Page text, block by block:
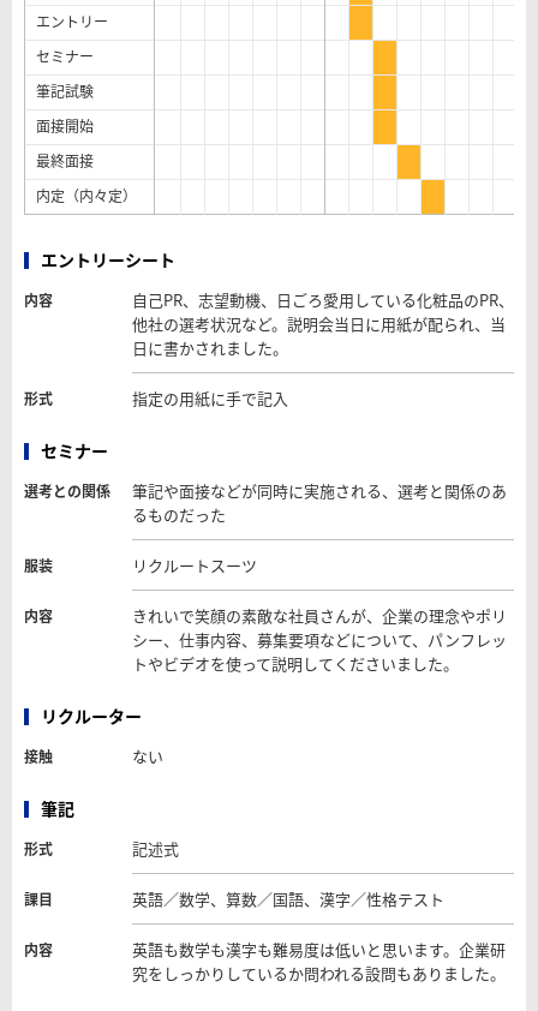
エントリー
セミナー
筆記試験
面接開始
最終面接
内定（内々定）
エントリーシート
内容
自己PR、志望動機、日ごろ愛用している化粧品のPR、
他社の選考状況など。説明会当日に用紙が配られ、当
日に書かされました。
形式 指定の用紙に手で記入
セミナー
選考との関係
筆記や面接などが同時に実施される、選考と関係のあ
るものだった
服装 リクルートスーツ
内容
きれいで笑顔の素敵な社員さんが、企業の理念やポリ
シー、仕事内容、募集要項などについて、パンフレッ
トやビデオを使って説明してくださいました。
リクルーター
接触 ない
筆記
形式 記述式
課目 英語／数学、算数／国語、漢字／性格テスト
内容
英語も数学も漢字も難易度は低いと思います。企業研
究をしっかりしているか問われる設問もありました。